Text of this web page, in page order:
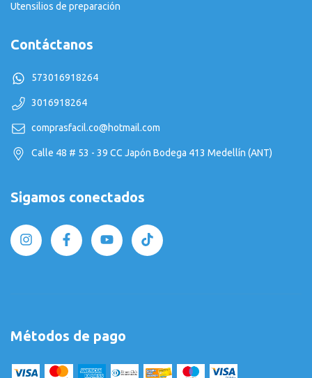
Utensilios de preparación
Contáctanos
573016918264
3016918264
comprasfacil.co@hotmail.com
Calle 48 # 53 - 39 CC Japón Bodega 413 Medellín (ANT)
Sigamos conectados
Métodos de pago